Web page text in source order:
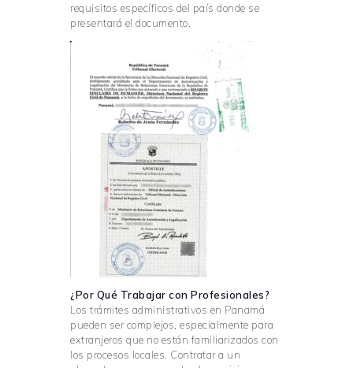
requisitos específicos del país donde se
presentará el documento.
¿Por Qué Trabajar con Profesionales?
Los trámites administrativos en Panamá
pueden ser complejos, especialmente para
extranjeros que no están familiarizados con
los procesos locales. Contratar a un